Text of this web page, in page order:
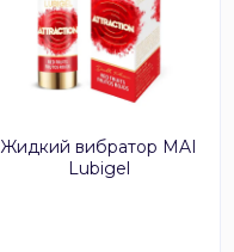
Жидкий вибратор MAI
Lubigel